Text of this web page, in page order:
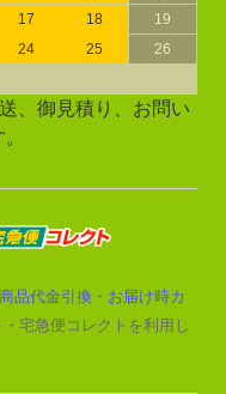
17 18
19
24 25
26
、御見積り、お問い
商品代金引換 ・ お届け時カ
宅急便コレクトを利用し